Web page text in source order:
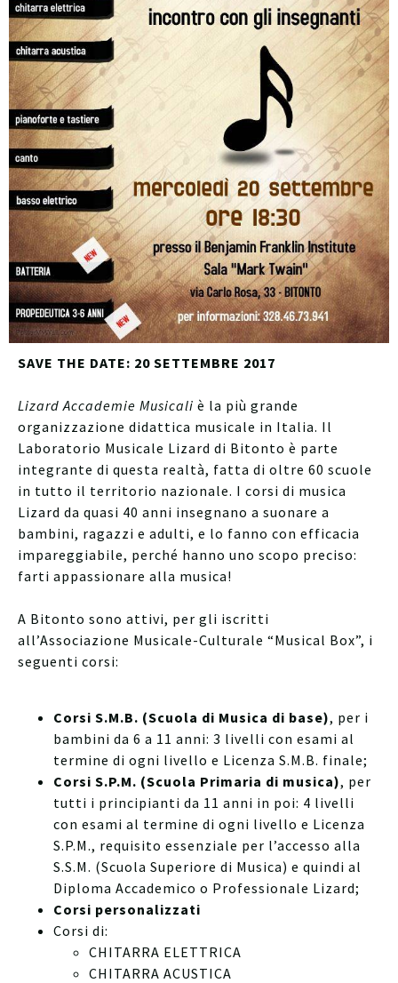
SAVE THE DATE: 20 SETTEMBRE 2017
Lizard Accademie Musicali è la più grande
organizzazione didattica musicale in Italia. Il
Laboratorio Musicale Lizard di Bitonto è parte
integrante di questa realtà, fatta di oltre 60 scuole
in tutto il territorio nazionale. I corsi di musica
Lizard da quasi 40 anni insegnano a suonare a
bambini, ragazzi e adulti, e lo fanno con efficacia
impareggiabile, perché hanno uno scopo preciso:
farti appassionare alla musica!
A Bitonto sono attivi, per gli iscritti
all’Associazione Musicale-Culturale “Musical Box”, i
seguenti corsi:
Corsi S.M.B. (Scuola di Musica di base), per i
bambini da 6 a 11 anni: 3 livelli con esami al
termine di ogni livello e Licenza S.M.B. finale;
Corsi S.P.M. (Scuola Primaria di musica), per
tutti i principianti da 11 anni in poi: 4 livelli
con esami al termine di ogni livello e Licenza
S.P.M., requisito essenziale per l’accesso alla
S.S.M. (Scuola Superiore di Musica) e quindi al
Diploma Accademico o Professionale Lizard;
Corsi personalizzati
Corsi di:
CHITARRA ELETTRICA
CHITARRA ACUSTICA